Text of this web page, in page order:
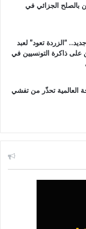
بالصلح الجزائي في
“الزردة تعود” لعبد
على ذاكرة التونسيين في
العالمية تحذّر من تفشي